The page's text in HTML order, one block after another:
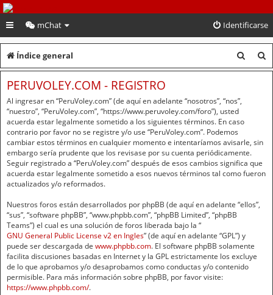
PeruVoley.com
mChat Identificarse
Índice general
u
u
r
PERUVOLEY.COM - REGISTRO
Al ingresar en “PeruVoley.com” (de aquí en adelante “nosotros”, “nos”,
“nuestro”, “PeruVoley.com”, “https://www.peruvoley.com/foro”), usted
acuerda estar legalmente sometido a los siguientes términos. En caso
contrario por favor no se registre y/o use “PeruVoley.com”. Podemos
cambiar estos términos en cualquier momento e intentaríamos avisarle, sin
embargo sería prudente que los revisase por su cuenta periódicamente.
Seguir registrado a “PeruVoley.com” después de esos cambios significa que
acuerda estar legalmente sometido a esos nuevos términos tal como fueron
actualizados y/o reformados.
Nuestros foros están desarrollados por phpBB (de aquí en adelante “ellos”,
“sus”, “software phpBB”, “www.phpbb.com”, “phpBB Limited”, “phpBB
Teams”) el cual es una solución de foros liberada bajo la “
GNU General Public License v2 en Ingles” (de aquí en adelante “GPL”) y
puede ser descargada de www.phpbb.com. El software phpBB solamente
facilita discusiones basadas en Internet y la GPL estrictamente los excluye
de lo que aprobamos y/o desaprobamos como conductas y/o contenido
permisible. Para más información sobre phpBB, por favor visite:
https://www.phpbb.com/.